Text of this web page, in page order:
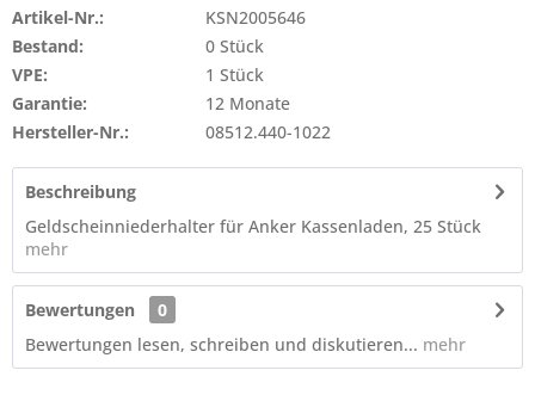
Artikel-Nr.:
KSN2005646
Bestand:
0 Stück
VPE:
1 Stück
Garantie:
12 Monate
Hersteller-Nr.:
08512.440-1022
Beschreibung
Geldscheinniederhalter für Anker Kassenladen, 25 Stück
mehr
Bewertungen
0
Bewertungen lesen, schreiben und diskutieren... mehr